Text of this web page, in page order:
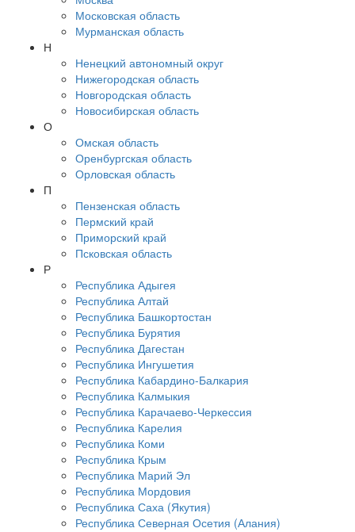
Московская область
Мурманская область
Н
Ненецкий автономный округ
Нижегородская область
Новгородская область
Новосибирская область
О
Омская область
Оренбургская область
Орловская область
П
Пензенская область
Пермский край
Приморский край
Псковская область
Р
Республика Адыгея
Республика Алтай
Республика Башкортостан
Республика Бурятия
Республика Дагестан
Республика Ингушетия
Республика Кабардино-Балкария
Республика Калмыкия
Республика Карачаево-Черкессия
Республика Карелия
Республика Коми
Республика Крым
Республика Марий Эл
Республика Мордовия
Республика Саха (Якутия)
Республика Северная Осетия (Алания)